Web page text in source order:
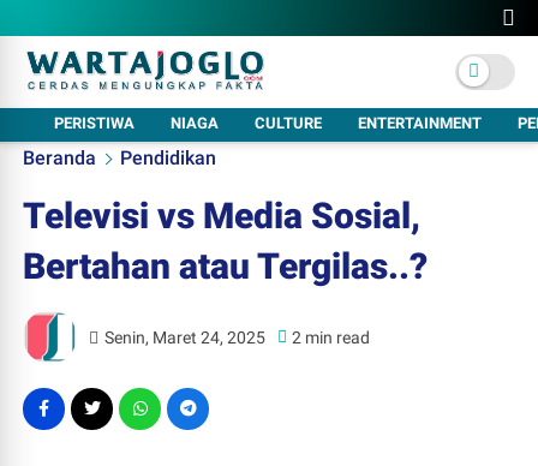
PERISTIWA NIAGA CULTURE ENTERTAINMENT
Beranda Pendidikan
Televisi vs Media Sosial,
Bertahan atau Tergilas..?
Senin, Maret 24, 2025 2 min read